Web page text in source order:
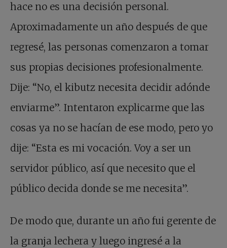
hace no es una decisión personal.
Aproximadamente un año después de que
regresé, las personas comenzaron a tomar
sus propias decisiones profesionalmente.
Dije: “No, el kibutz necesita decidir adónde
enviarme”. Intentaron explicarme que las
cosas ya no se hacían de ese modo, pero yo
dije: “Esta es mi vocación. Voy a ser un
servidor público, así que necesito que el
público decida donde se me necesita”.
De modo que, durante un año fui gerente de
la granja lechera y luego ingresé a la